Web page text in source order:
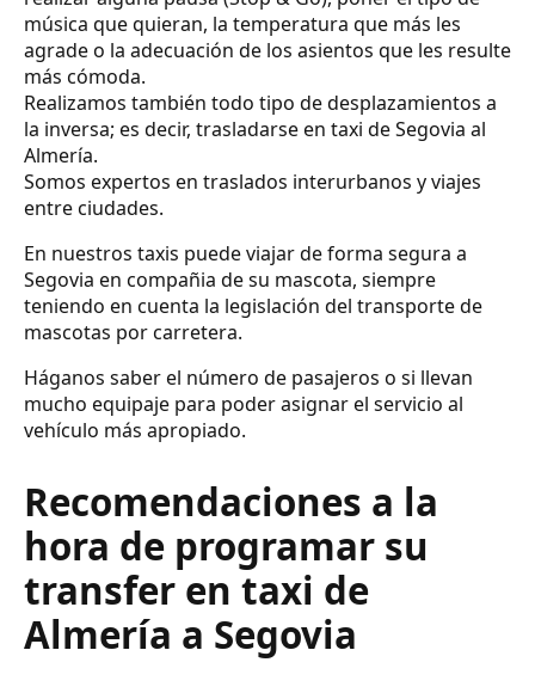
música que quieran, la temperatura que más les
agrade o la adecuación de los asientos que les resulte
más cómoda.
Realizamos también todo tipo de desplazamientos a
la inversa; es decir, trasladarse en taxi de Segovia al
Almería.
Somos expertos en traslados interurbanos y viajes
entre ciudades.
En nuestros taxis puede viajar de forma segura a
Segovia en compañia de su mascota, siempre
teniendo en cuenta la legislación del transporte de
mascotas por carretera.
Háganos saber el número de pasajeros o si llevan
mucho equipaje para poder asignar el servicio al
vehículo más apropiado.
Recomendaciones a la
hora de programar su
transfer en taxi de
Almería a Segovia